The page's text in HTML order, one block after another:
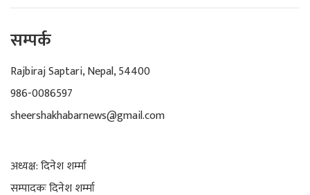
सम्पर्क
Rajbiraj Saptari, Nepal, 54400
986-0086597
sheershakhabarnews@gmail.com
अध्यक्ष: दिनेश शर्म्मा
सम्पादकः दिनेश शर्म्मा